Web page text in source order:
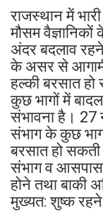
राजस्थान में
मौसम
अंदर बदलाव रहने
के असर से
हल्की बरसात
कुछ भागों में
संभावना है। 27
संभाग के कुछ
बरसात हो
संभाग व आसपास
होने तथा बाकी
मुख्यत: शुष्क